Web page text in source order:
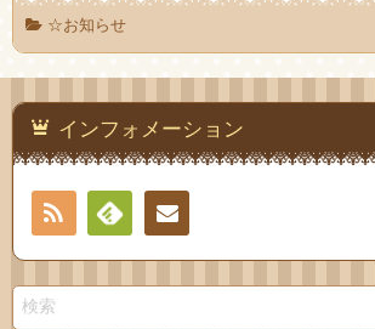
☆お知らせ
インフォメーション
RSS
Feedly連絡